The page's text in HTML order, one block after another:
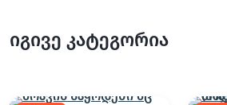
იგივე კატეგორია